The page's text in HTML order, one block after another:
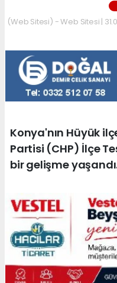
(Web Sitesi) - Web Sitesi |
Konya'nın Hüyük
Partisi (CHP) İlçe
bir gelişme